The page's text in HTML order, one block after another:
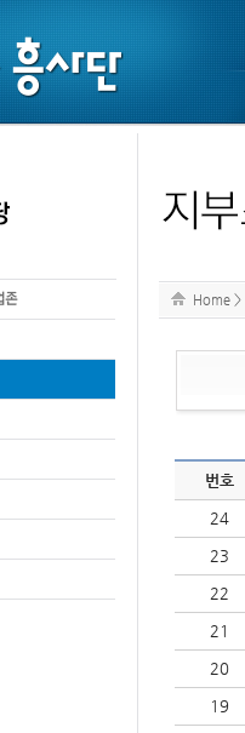
Home >
번호
24
23
22
21
20
19